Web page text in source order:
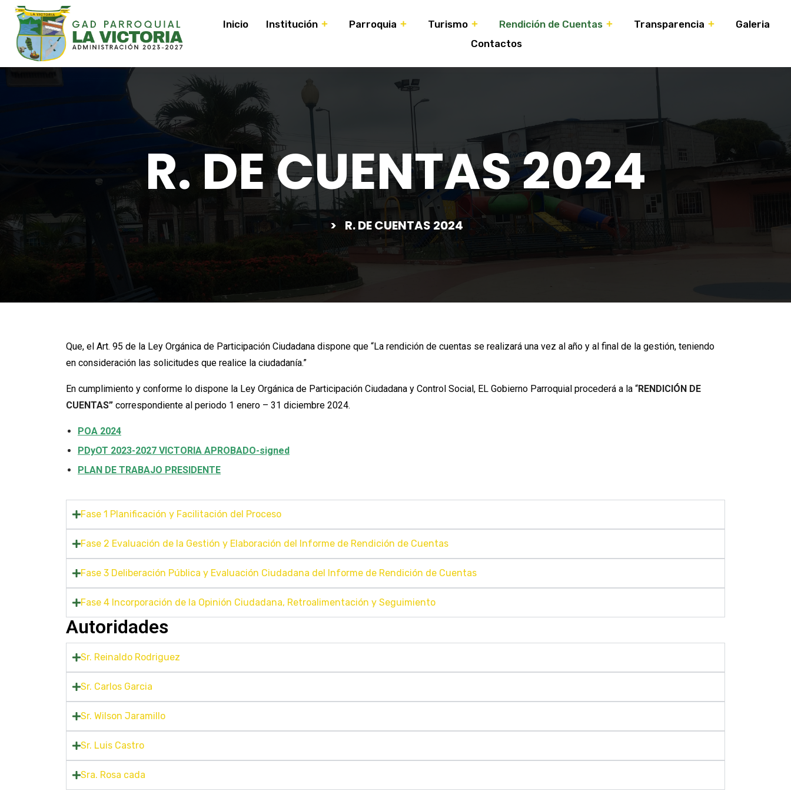
Inicio Institución Parroquia Turismo Rendición de Cuentas Transparencia
Galeria
Contactos
R. DE CUENTAS 2024
> R. DE CUENTAS 2024
Que, el Art. 95 de la Ley Orgánica de Participación Ciudadana dispone que “La rendición de cuentas se realizará una vez al año y al final de la gestión, teniendo
en consideración las solicitudes que realice la ciudadanía.”
En cumplimiento y conforme lo dispone la Ley Orgánica de Participación Ciudadana y Control Social, EL Gobierno Parroquial procederá a la “RENDICIÓN DE
CUENTAS” correspondiente al periodo 1 enero – 31 diciembre 2024.
POA 2024
PDyOT 2023-2027 VICTORIA APROBADO-signed
PLAN DE TRABAJO PRESIDENTE
Fase 1 Planificación y Facilitación del Proceso
Fase 2 Evaluación de la Gestión y Elaboración del Informe de Rendición de Cuentas
Fase 3 Deliberación Pública y Evaluación Ciudadana del Informe de Rendición de Cuentas
Fase 4 Incorporación de la Opinión Ciudadana, Retroalimentación y Seguimiento
Autoridades
Sr. Reinaldo Rodriguez
Sr. Carlos Garcia
Sr. Wilson Jaramillo
Sr. Luis Castro
Sra. Rosa cada